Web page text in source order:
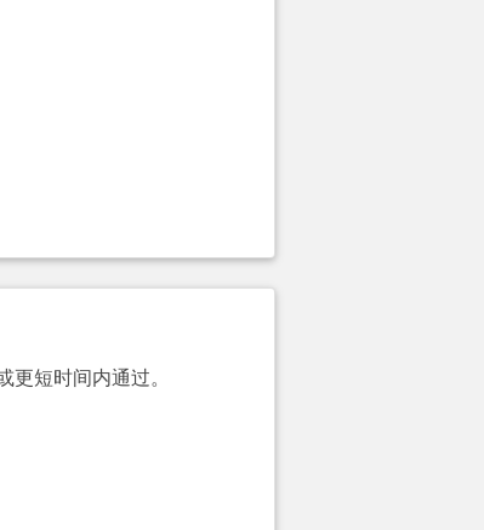
短时间内通过。